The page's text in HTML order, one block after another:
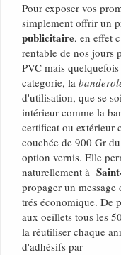
Pour exposer vos
simplement offrir un
publicitaire, en effet
rentable de nos jours
PVC mais
categorie, la
d'utilisation, que se
intérieur comme la
certificat ou extérieur
couchée de 900 Gr
option vernis. Elle
naturellement à
propager un
trés économique. De
aux oeillets tous les
la réutiliser chaque
d'adhésifs par